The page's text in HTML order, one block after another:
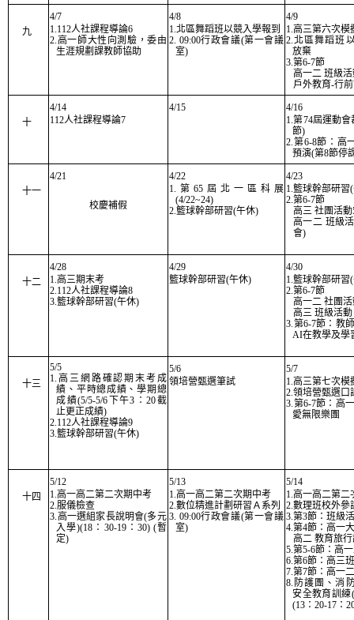
九
4/7
1.112人社課程導論6
2.高一師大性向測驗，委由
生涯規劃課教師協助
4/8
1.北區舞蹈班以競入學報到
2. 09:00行政會議(第一會議
室)
4/9
1.高三第六次模
2.北區舞蹈班
放棄
3.第6-7節
高一二 班級
戶外教育-行
十
4/14
112人社課程導論7
4/15
4/16
1.第74屆運動
節)
2.第6-8節：高
預演(第8節停
十一
4/21
校慶補假
4/22
1.第65屆北一區科展
(4/22~24)
2.籃球幹部研習(午休)
4/23
1.籃球幹部研習
2.第6-7節
高三 社團活動
高一二 班級
會)
十二
4/28
1.高三期末考
2.112人社課程導論8
3.籃球幹部研習(午休)
4/29
籃球幹部研習(午休)
4/30
1.籃球幹部研習
2.第6-7節
高一二 社團
高三 班級活動
3.第6-7節：教
AI在教學及學
十三
5/5
1.高三網路確認期末考成
績、平時總成績、學期總
成績(5/5-5/6下午3：20截
止更正成績)
2.112人社課程導論9
3.籃球幹部研習(午休)
5/6
領培營甄選筆試
5/7
1.高三第七次模
2.領培營甄選口
3.第6-7節：高
愛無限樂團
十四
5/12
1.高一高二第二次期中考
2.服儀檢查
3.高一選組家長說明會(多元
入學)(18：30-19：30) (暫
定)
5/13
1.高一高二第二次期中考
2.數位精進計劃研習Ａ系列
3. 09:00行政會議(第一會議
室)
5/14
1.高一高二第二
2.數理班校外參
3.第3節：班級
4.第4節：高一
高二 教育旅
5.第5-6節：高
6.第6節：高三
7.第7節：高一
8.防護團、消
安全教育訓
(13：20-17：